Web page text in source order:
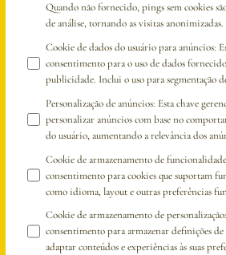
Quando não fornecido, pings sem cookies
de análise, tornando as visitas anonimizadas.
Cookie de dados do usuário para anúncios:
consentimento para o uso de dados
publicidade. Inclui o uso para segmentação
Personalização de anúncios: Esta chave
personalizar anúncios com base no
do usuário, aumentando a relevância dos
Cookie de armazenamento de
consentimento para cookies que suportam
como idioma, layout e outras preferências
Cookie de armazenamento de personalização:
consentimento para armazenar definições de
adaptar conteúdos e experiências às suas